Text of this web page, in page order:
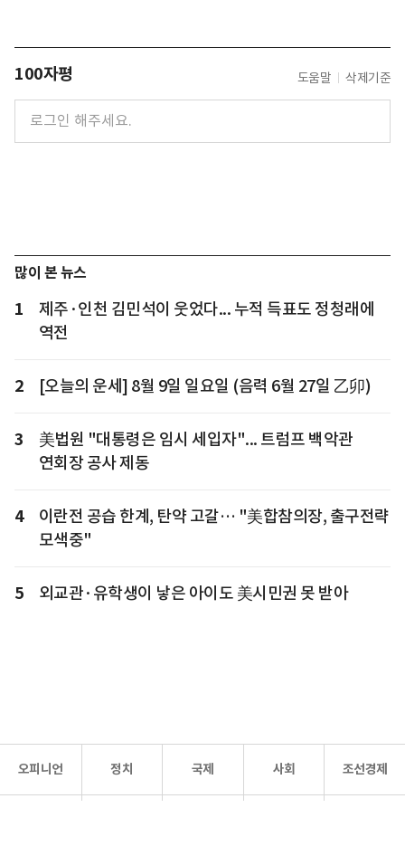
100자평 도움말 삭제기준
많이 본 뉴스
1
제주·인천 김민석이 웃었다... 누적 득표도 정청래에
역전
2 [오늘의 운세] 8월 9일 일요일 (음력 6월 27일 乙卯)
3
美법원 "대통령은 임시 세입자"... 트럼프 백악관
연회장 공사 제동
4
이란전 공습 한계, 탄약 고갈… "美합참의장, 출구전략
모색중"
5 외교관·유학생이 낳은 아이도 美시민권 못 받아
오피니언 정치 국제 사회 조선경제